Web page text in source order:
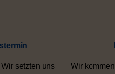
setzten uns Wir